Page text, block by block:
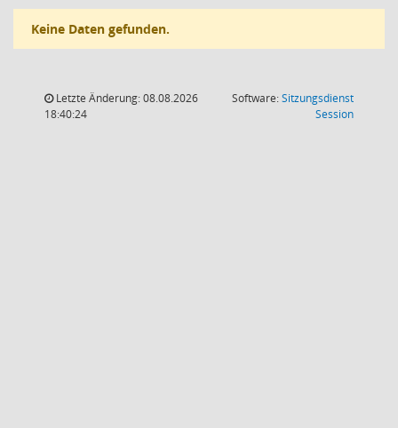
Keine Daten gefunden.
Letzte Änderung: 08.08.2026
18:40:24
Software:Sitzungsdienst
Session(Wird in